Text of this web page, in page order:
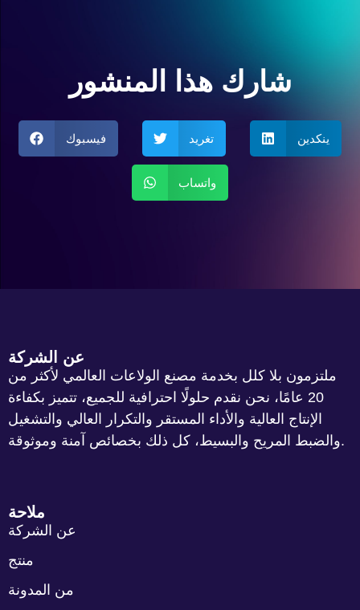
شارك هذا المنشور
فيسبوك تغريد ينكدين
واتساب
عن الشركة
ملتزمون بلا كلل بخدمة مصنع الولاعات العالمي لأكثر من
20 عامًا، نحن نقدم حلولًا احترافية للجميع، تتميز بكفاءة
الإنتاج العالية والأداء المستقر والتكرار العالي والتشغيل
والضبط المريح والبسيط، كل ذلك بخصائص آمنة وموثوقة.
ملاحة
عن الشركة
منتج
من المدونة